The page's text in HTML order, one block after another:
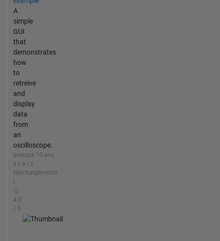
A
simple
GUI
that
demonstrates
how
to
retreive
and
display
data
from
an
oscilloscope.
presque 10 ans
il y a | 2
téléchargements
4.0
/ 5